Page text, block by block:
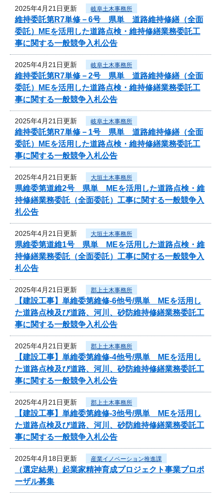
2025年4月21日更新 岐阜土木事務所
維持委託第R7単修－6号 県単 道路維持修繕（全面
委託）MEを活用した道路点検・維持修繕業務委託工
事に関する一般競争入札公告
2025年4月21日更新 岐阜土木事務所
維持委託第R7単修－2号 県単 道路維持修繕（全面
委託）MEを活用した道路点検・維持修繕業務委託工
事に関する一般競争入札公告
2025年4月21日更新 岐阜土木事務所
維持委託第R7単修－1号 県単 道路維持修繕（全面
委託）MEを活用した道路点検・維持修繕業務委託工
事に関する一般競争入札公告
2025年4月21日更新 大垣土木事務所
県維委第道維2号 県単 MEを活用した道路点検・維
持修繕業務委託（全面委託）工事に関する一般競争入
札公告
2025年4月21日更新 大垣土木事務所
県維委第道維1号 県単 MEを活用した道路点検・維
持修繕業務委託（全面委託）工事に関する一般競争入
札公告
2025年4月21日更新 郡上土木事務所
【建設工事】単維委第維修‐6他号/県単 MEを活用し
た道路点検及び道路、河川、砂防維持修繕業務委託工
事に関する一般競争入札公告
2025年4月21日更新 郡上土木事務所
【建設工事】単維委第維修‐4他号/県単 MEを活用し
た道路点検及び道路、河川、砂防維持修繕業務委託工
事に関する一般競争入札公告
2025年4月21日更新 郡上土木事務所
【建設工事】単維委第維修‐3他号/県単 MEを活用し
た道路点検及び道路、河川、砂防維持修繕業務委託工
事に関する一般競争入札公告
2025年4月18日更新 産業イノベーション推進課
（選定結果）起業家精神育成プロジェクト事業プロポ
ーザル募集